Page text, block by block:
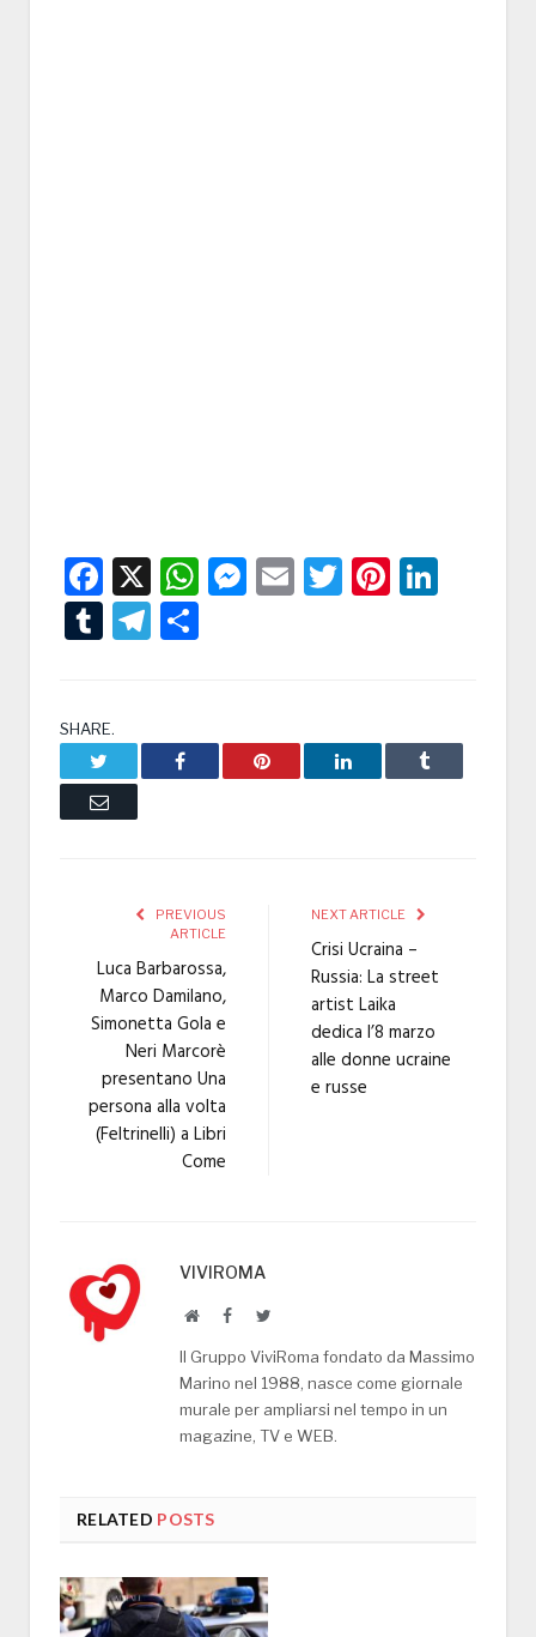
Facebook
X WhatsApp
Messenger
EmailTwitter
TumblrTelegram
SHARE.
Facebook Pinterest LinkedIn Tumblr
Email
PREVIOUS
ARTICLE
Luca Barbarossa,
Marco Damilano,
Simonetta Gola e
Neri Marcorè
presentano Una
persona alla volta
(Feltrinelli) a Libri
Come
NEXT ARTICLE
Crisi Ucraina –
Russia: La street
artist Laika
dedica l’8 marzo
alle donne ucraine
e russe
VIVIROMA
WebsiteFacebookTwitter
Il Gruppo ViviRoma fondato da Massimo
Marino nel 1988, nasce come giornale
murale per ampliarsi nel tempo in un
magazine, TV e WEB.
RELATED POSTS